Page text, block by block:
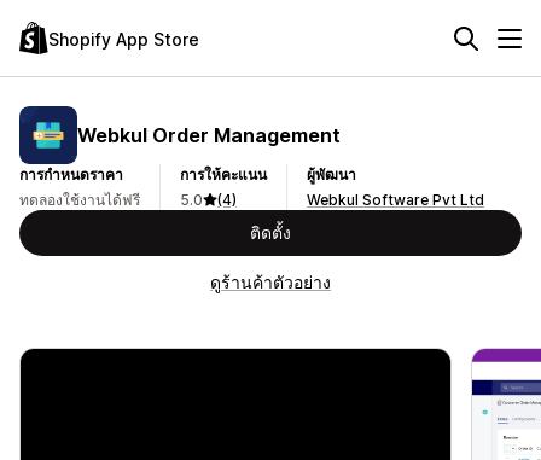
Shopify App Store
Webkul Order Management
การกำหนดราคา
ทดลองใช้งานได้ฟรี
การให้คะแนน
5.0
(4)
ผู้พัฒนา
Webkul Software Pvt Ltd
ติดตั้ง
ดูร้านค้าตัวอย่าง